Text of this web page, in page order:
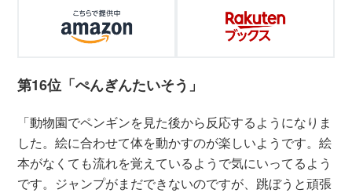
第16位「ぺんぎんたいそう」
「動物園でペンギンを見た後から反応するようになりま
した。絵に合わせて体を動かすのが楽しいようです。絵
本がなくても流れを覚えているようで気にいってるよう
です。ジャンプがまだできないのですが、跳ぼうと頑張